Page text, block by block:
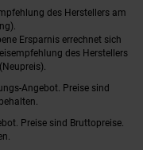
des Herstellers am
Ersparnis errechnet sich
des Herstellers
Angebot. Preise sind
Preise sind Bruttopreise.